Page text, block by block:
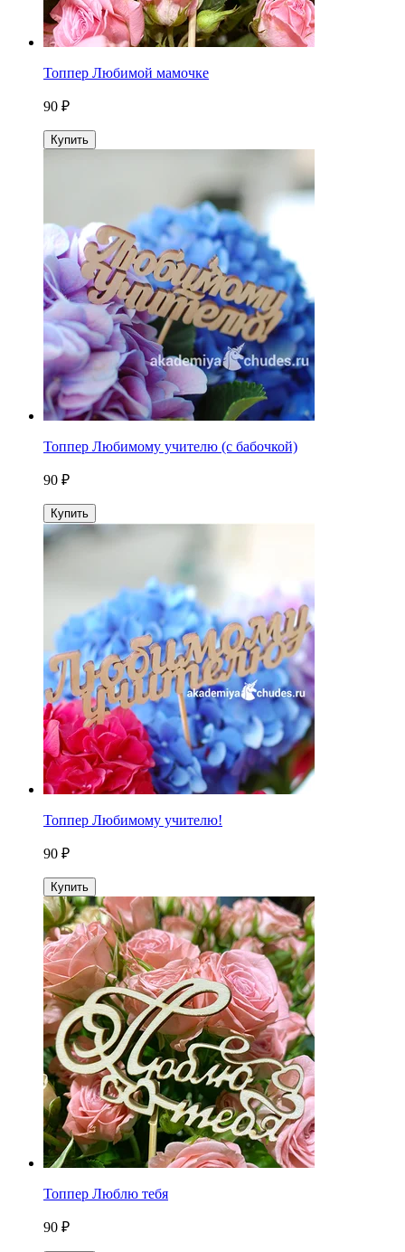
Топпер Любимой мамочке
90 ₽
Купить
Топпер Любимому учителю (с бабочкой)
90 ₽
Купить
Топпер Любимому учителю!
90 ₽
Купить
Топпер Люблю тебя
90 ₽